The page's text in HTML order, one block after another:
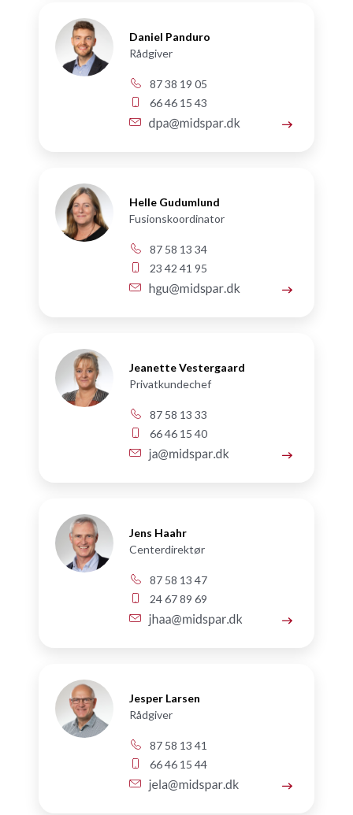
Daniel Panduro
Rådgiver
87 38 19 05
66 46 15 43
Helle Gudumlund
Fusionskoordinator
87 58 13 34
23 42 41 95
Jeanette Vestergaard
Privatkundechef
87 58 13 33
66 46 15 40
Jens Haahr
Centerdirektør
87 58 13 47
24 67 89 69
Jesper Larsen
Rådgiver
87 58 13 41
66 46 15 44